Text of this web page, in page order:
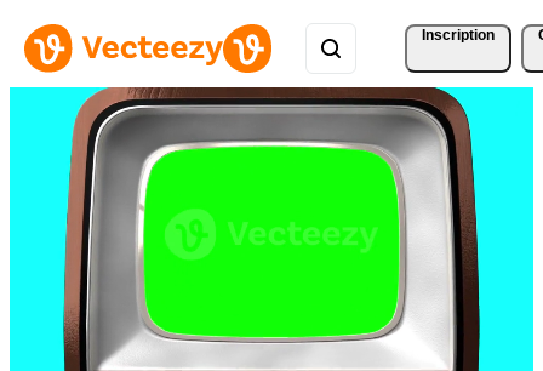
Inscription